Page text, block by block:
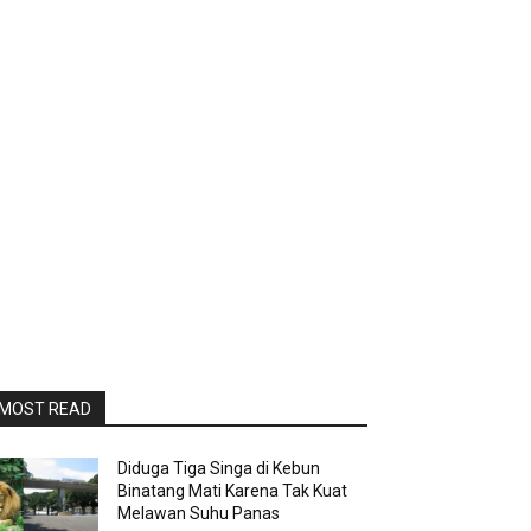
READ
Diduga Tiga Singa di Kebun
Binatang Mati Karena Tak Kuat
Melawan Suhu Panas